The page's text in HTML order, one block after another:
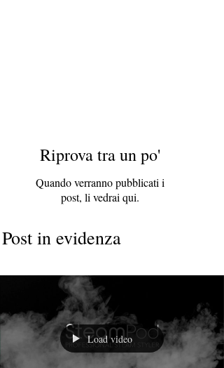
Post in evidenza
Riprova tra un po'
Quando verranno pubblicati i
post, li vedrai qui.
Load video